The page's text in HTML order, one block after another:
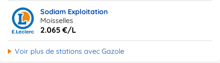
Sodiam Exploitation
Moisselles
2.065 €/L
Voir plus de stations avec Gazole